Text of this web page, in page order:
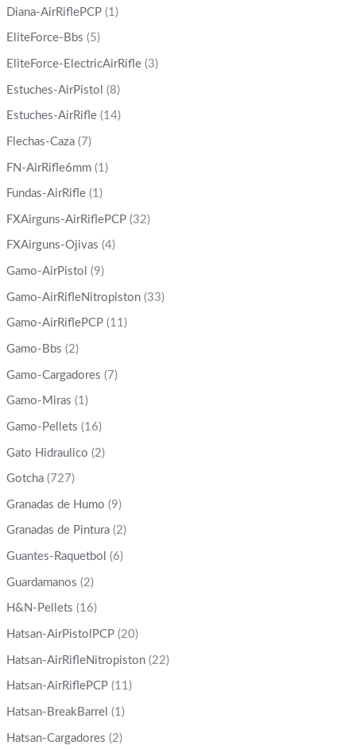
Diana-AirRiflePCP (1)
EliteForce-Bbs (5)
EliteForce-ElectricAirRifle (3)
Estuches-AirPistol (8)
Estuches-AirRifle (14)
Flechas-Caza (7)
FN-AirRifle6mm (1)
Fundas-AirRifle (1)
FXAirguns-AirRiflePCP (32)
FXAirguns-Ojivas (4)
Gamo-AirPistol (9)
Gamo-AirRifleNitropiston (33)
Gamo-AirRiflePCP (11)
Gamo-Bbs (2)
Gamo-Cargadores (7)
Gamo-Miras (1)
Gamo-Pellets (16)
Gato Hidraulico (2)
Gotcha (727)
Granadas de Humo (9)
Granadas de Pintura (2)
Guantes-Raquetbol (6)
Guardamanos (2)
H&N-Pellets (16)
Hatsan-AirPistolPCP (20)
Hatsan-AirRifleNitropiston (22)
Hatsan-AirRiflePCP (11)
Hatsan-BreakBarrel (1)
Hatsan-Cargadores (2)